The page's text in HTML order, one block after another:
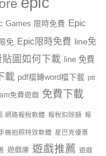
Games 限時免費 Epic
免 Epic限時免費 line免
貼圖如何下載
line 免費
載 pdf檔轉word檔下載 ptt
免費遊戲 免費下載
網路報稅軟體 報稅扣除額 報
機拍照特效軟體 星巴克優惠
遊戲庫 遊戲推薦 遊戲